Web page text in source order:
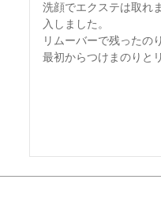
洗顔でエクステは取れ
入しました。
リムーバーで残ったの
最初からつけまのりと